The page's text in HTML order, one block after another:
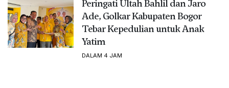
Peringati Ultah Bahlil dan Jaro
Ade, Golkar Kabupaten Bogor
Tebar Kepedulian untuk Anak
Yatim
DALAM 4 JAM